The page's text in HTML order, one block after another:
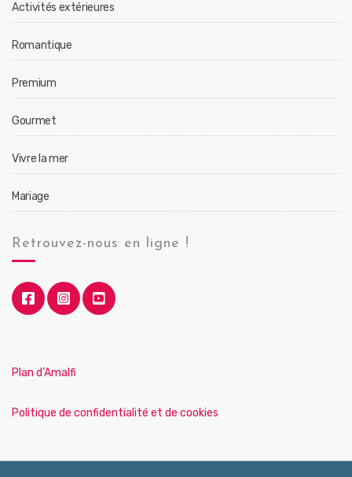
Activités extérieures
Romantique
Premium
Gourmet
Vivre la mer
Mariage
Retrouvez-nous en ligne !
Plan d’Amalfi
Politique de confidentialité et de cookies